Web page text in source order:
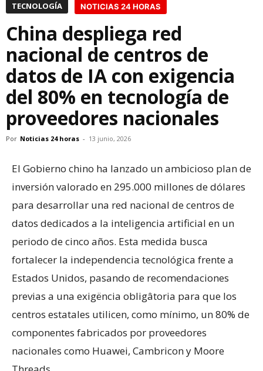
TECNOLOGÍA NOTICIAS 24 HORAS
China despliega red
nacional de centros de
datos de IA con exigencia
del 80% en tecnología de
proveedores nacionales
Por Noticias 24 horas - 13 junio, 2026
​El Gobierno chino ha lanzado un ambicioso plan de
inversión valorado en 295.000 millones de dólares
para desarrollar una red nacional de centros de
datos dedicados a la inteligencia artificial en un
periodo de cinco años. Esta medida busca
fortalecer la independencia tecnológica frente a
Estados Unidos, pasando de recomendaciones
previas a una exigëncia obligâtoria para que los
centros estatales utilicen, como mínimo, un 80% de
componentes fabricados por proveedores
nacionales como Huawei, Cambricon y Moore